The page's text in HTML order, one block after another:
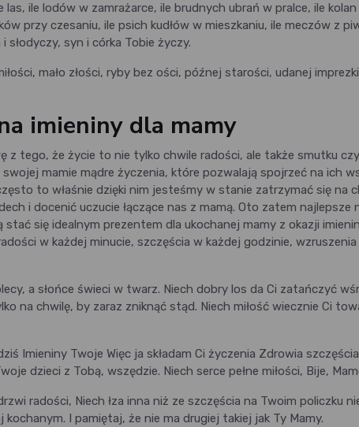
las, ile lodów w zamrażarce, ile brudnych ubrań w pralce, ile
przy czesaniu, ile psich kudłów w mieszkaniu, ile meczów z
słodyczy, syn i córka Tobie życzy.
mało złości, ryby bez ości, późnej starości, udanej
imieniny dla mamy
z tego, że życie to nie tylko chwile radości, ale także smutku
mamie mądre życzenia, które pozwalają spojrzeć na ich
to właśnie dzięki nim jesteśmy w stanie zatrzymać się na
i docenić uczucie łączące nas z mamą. Oto zatem najlepsze
się idealnym prezentem dla ukochanej mamy z okazji
w każdej minucie, szczęścia w każdej godzinie,
a słońce świeci w twarz. Niech dobry los da Ci zatańczyć
na chwilę, by zaraz zniknąć stąd. Niech miłość wiecznie Ci
Imieniny Twoje Więc ja składam Ci życzenia Zdrowia
dzieci z Tobą, wszędzie. Niech serce pełne miłości, Bije,
radości, Niech łza inna niż ze szczęścia na Twoim policzku
I pamiętaj, że nie ma drugiej takiej jak Ty Mamy.